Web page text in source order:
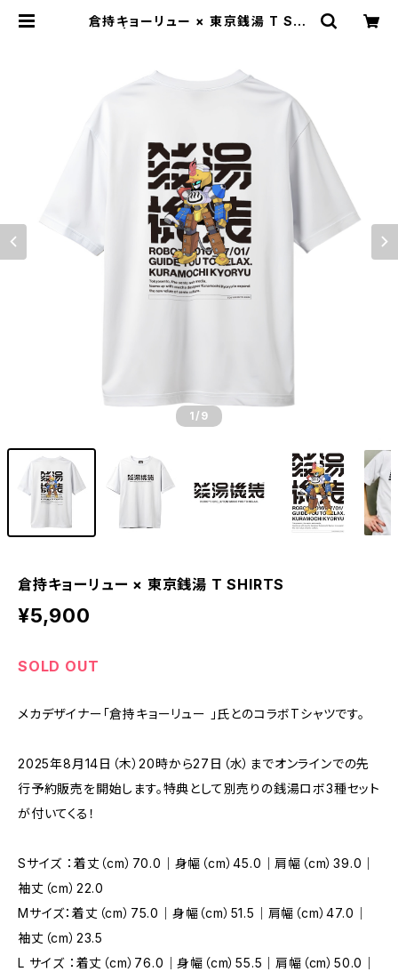
倉持キョーリュー × 東京銭湯 T SHI
1 /9
倉持キョーリュー × 東京銭湯 T SHIRTS
¥5,900
SOLD OUT
メカデザイナー「倉持キョーリュー 」氏とのコラボTシャツです。
2025年8月14日（木）20時から27日（水）までオンラインでの先
行予約販売を開始します。特典として別売りの銭湯ロボ3種セット
が付いてくる！
Sサイズ ：着丈（cm）70.0｜身幅（cm）45.0｜肩幅（cm）39.0｜
袖丈（cm）22.0
Mサイズ：着丈（cm）75.0｜身幅（cm）51.5｜肩幅（cm）47.0｜
袖丈（cm）23.5
L サイズ ：着丈（cm）76.0｜身幅（cm）55.5｜肩幅（cm）50.0｜